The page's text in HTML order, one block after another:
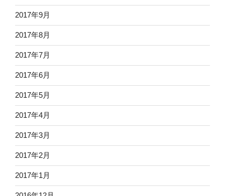
2017年9月
2017年8月
2017年7月
2017年6月
2017年5月
2017年4月
2017年3月
2017年2月
2017年1月